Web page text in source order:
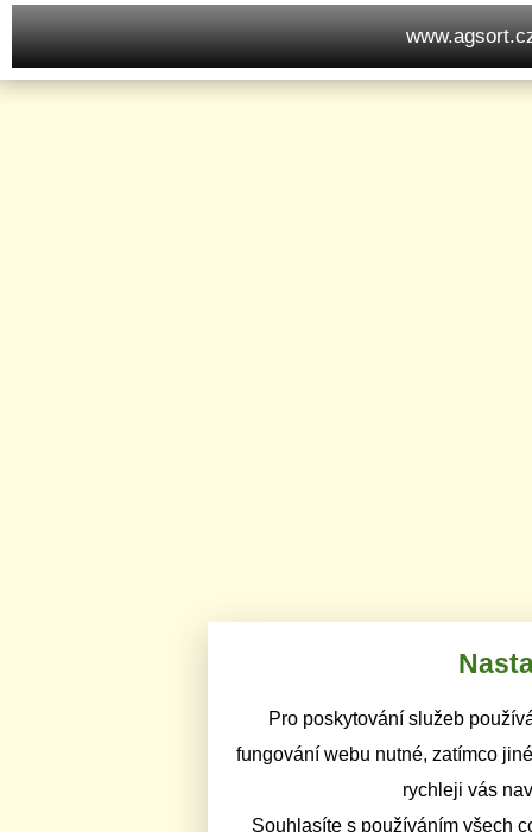
Pro poskytování služeb
fungování webu nutné, zatímco
rychleji vás
Souhlasíte s používáním všech